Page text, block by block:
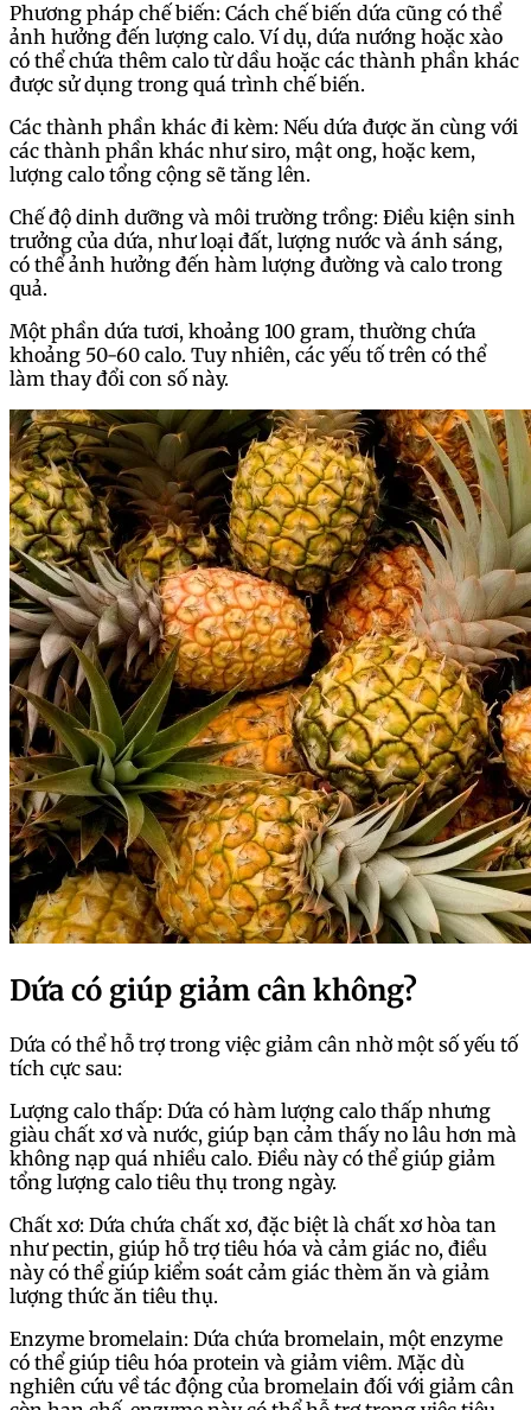
Phương pháp chế biến: Cách chế biến dứa cũng có thể
ảnh hưởng đến lượng calo. Ví dụ, dứa nướng hoặc xào
có thể chứa thêm calo từ dầu hoặc các thành phần khác
được sử dụng trong quá trình chế biến.
Các thành phần khác đi kèm: Nếu dứa được ăn cùng với
các thành phần khác như siro, mật ong, hoặc kem,
lượng calo tổng cộng sẽ tăng lên.
Chế độ dinh dưỡng và môi trường trồng: Điều kiện sinh
trưởng của dứa, như loại đất, lượng nước và ánh sáng,
có thể ảnh hưởng đến hàm lượng đường và calo trong
quả.
Một phần dứa tươi, khoảng 100 gram, thường chứa
khoảng 50-60 calo. Tuy nhiên, các yếu tố trên có thể
làm thay đổi con số này.
Dứa có giúp giảm cân không?
Dứa có thể hỗ trợ trong việc giảm cân nhờ một số yếu tố
tích cực sau:
Lượng calo thấp: Dứa có hàm lượng calo thấp nhưng
giàu chất xơ và nước, giúp bạn cảm thấy no lâu hơn mà
không nạp quá nhiều calo. Điều này có thể giúp giảm
tổng lượng calo tiêu thụ trong ngày.
Chất xơ: Dứa chứa chất xơ, đặc biệt là chất xơ hòa tan
như pectin, giúp hỗ trợ tiêu hóa và cảm giác no, điều
này có thể giúp kiểm soát cảm giác thèm ăn và giảm
lượng thức ăn tiêu thụ.
Enzyme bromelain: Dứa chứa bromelain, một enzyme
có thể giúp tiêu hóa protein và giảm viêm. Mặc dù
nghiên cứu về tác động của bromelain đối với giảm cân